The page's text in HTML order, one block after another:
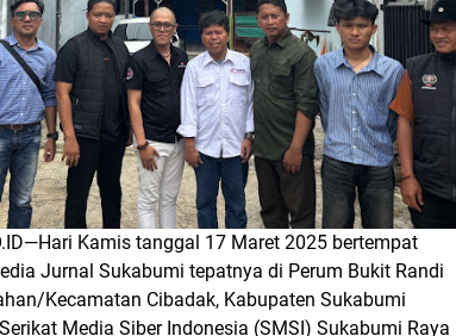
Hari Kamis tanggal 17 Maret 2025 bertempat
Jurnal Sukabumi tepatnya di Perum Bukit Randi
Kecamatan Cibadak, Kabupaten Sukabumi
Media Siber Indonesia (SMSI) Sukabumi Raya